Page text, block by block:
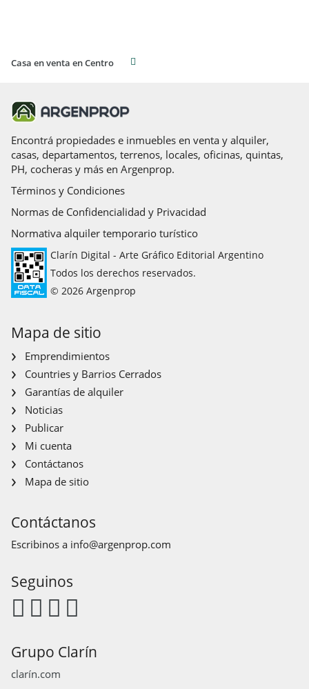
Casa en venta en Centro
Encontrá propiedades e inmuebles en venta y alquiler,
casas, departamentos, terrenos, locales, oficinas, quintas,
PH, cocheras y más en Argenprop.
Términos y Condiciones
Normas de Confidencialidad y Privacidad
Normativa alquiler temporario turístico
Clarín Digital - Arte Gráfico Editorial Argentino
Todos los derechos reservados.
© 2026 Argenprop
Mapa de sitio
Emprendimientos
Countries y Barrios Cerrados
Garantías de alquiler
Noticias
Publicar
Mi cuenta
Contáctanos
Mapa de sitio
Contáctanos
Escribinos a info@argenprop.com
Seguinos
Grupo Clarín
clarín.com